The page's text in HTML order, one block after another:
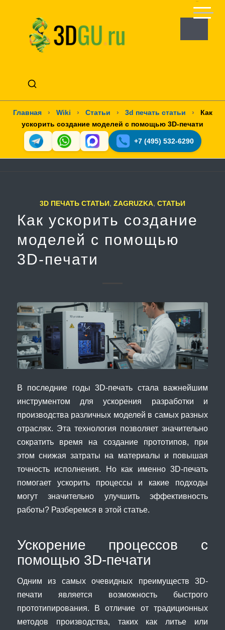
Главная › Wiki › Статьи › 3d печать статьи ›
Как
ускорить создание моделей с помощью 3D-печати
+7 (495) 532-6290
3D ПЕЧАТЬ СТАТЬИ, ZAGRUZKA, СТАТЬИ
Как ускорить создание
моделей с помощью
3D-печати
В последние годы 3D-печать стала важнейшим
инструментом для ускорения разработки и
производства различных моделей в самых разных
отраслях. Эта технология позволяет значительно
сократить время на создание прототипов, при
этом снижая затраты на материалы и повышая
точность исполнения. Но как именно 3D-печать
помогает ускорить процессы и какие подходы
могут значительно улучшить эффективность
работы? Разберемся в этой статье.
Ускорение процессов с
помощью 3D-печати
Одним из самых очевидных преимуществ 3D-
печати является возможность быстрого
прототипирования. В отличие от традиционных
методов производства, таких как литье или